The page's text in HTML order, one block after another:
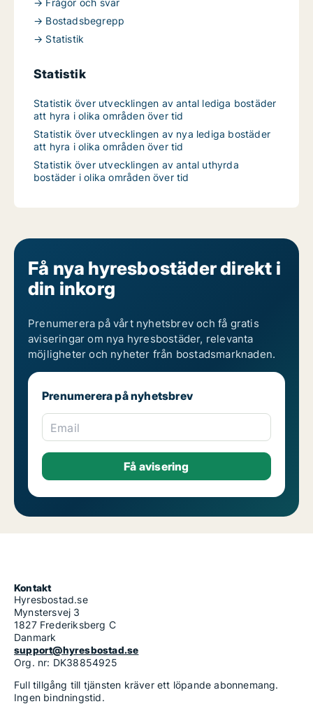
→ Frågor och svar
→ Bostadsbegrepp
→ Statistik
Statistik
Statistik över utvecklingen av antal lediga bostäder
att hyra i olika områden över tid
Statistik över utvecklingen av nya lediga bostäder
att hyra i olika områden över tid
Statistik över utvecklingen av antal uthyrda
bostäder i olika områden över tid
Få nya hyresbostäder direkt i
din inkorg
Prenumerera på vårt nyhetsbrev och få gratis
aviseringar om nya hyresbostäder, relevanta
möjligheter och nyheter från bostadsmarknaden.
Prenumerera på nyhetsbrev
Email
Kontakt
Hyresbostad.se
Mynstersvej 3
1827 Frederiksberg C
Danmark
support@hyresbostad.se
Org. nr: DK38854925
Full tillgång till tjänsten kräver ett löpande abonnemang.
Ingen bindningstid.